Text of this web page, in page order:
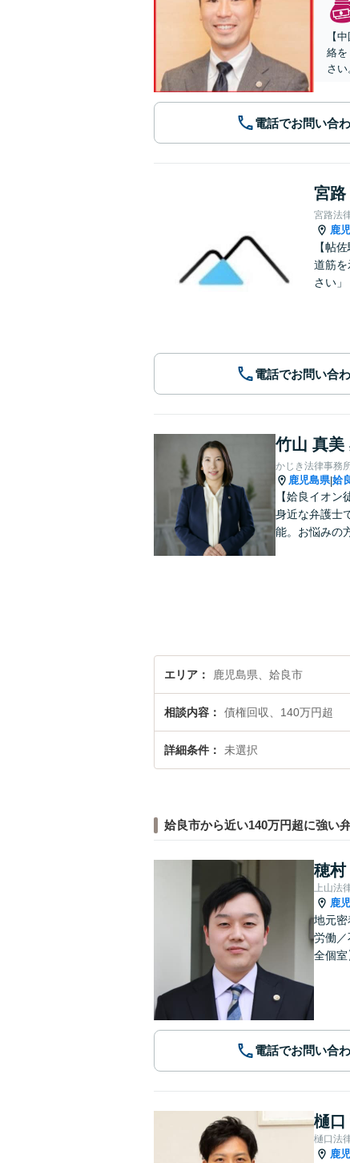
【
絡を
さい
電話でお問い合
宮
宮路法
鹿
【帖
道筋
さい」
電話でお問い合
竹山 真美
かじき法律事務
鹿児島県|姶
【姶良イオ
身近な弁護士
能。お悩みの
エリア 鹿児島県、姶良市
相談内容 債権回収、140万円超
詳細条件 未選択
姶良市から近い140万円超に強い
穂村
上山法
鹿
地元
労働
全個室
電話でお問い合
樋口
樋口法
鹿